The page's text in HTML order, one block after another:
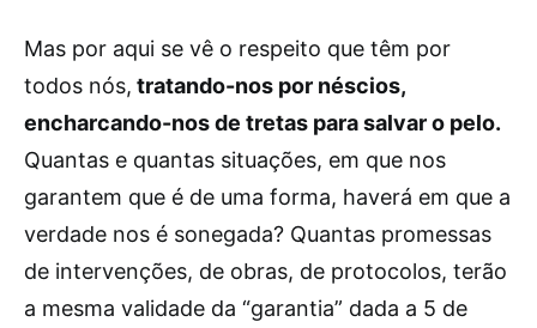
Mas por aqui se vê o respeito que têm por
todos nós, tratando-nos por néscios,
encharcando-nos de tretas para salvar o pelo.
Quantas e quantas situações, em que nos
garantem que é de uma forma, haverá em que a
verdade nos é sonegada? Quantas promessas
de intervenções, de obras, de protocolos, terão
a mesma validade da “garantia” dada a 5 de